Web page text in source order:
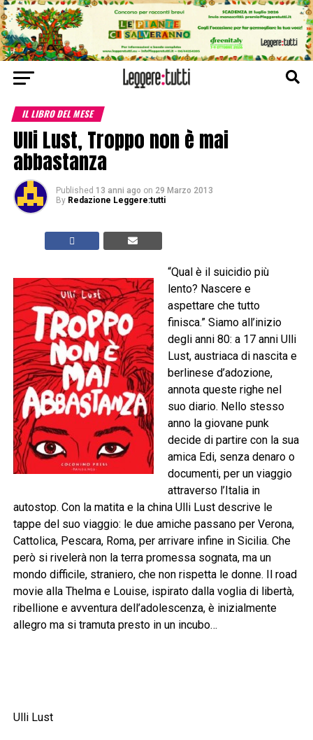
IL LIBRO DEL MESE
Ulli Lust, Troppo non è mai
abbastanza
Published 13 anni ago on 29 Marzo 2013
By Redazione Leggere:tutti
“Qual è il suicidio più
lento? Nascere e
aspettare che tutto
finisca.” Siamo all’inizio
degli anni 80: a 17 anni Ulli
Lust, austriaca di nascita e
berlinese d’adozione,
annota queste righe nel
suo diario. Nello stesso
anno la giovane punk
decide di partire con la sua
amica Edi, senza denaro o
documenti, per un viaggio
attraverso l’Italia in
autostop. Con la matita e la china Ulli Lust descrive le
tappe del suo viaggio: le due amiche passano per Verona,
Cattolica, Pescara, Roma, per arrivare infine in Sicilia. Che
però si rivelerà non la terra promessa sognata, ma un
mondo difficile, straniero, che non rispetta le donne. Il road
movie alla Thelma e Louise, ispirato dalla voglia di libertà,
ribellione e avventura dell’adolescenza, è inizialmente
allegro ma si tramuta presto in un incubo…
Ulli Lust